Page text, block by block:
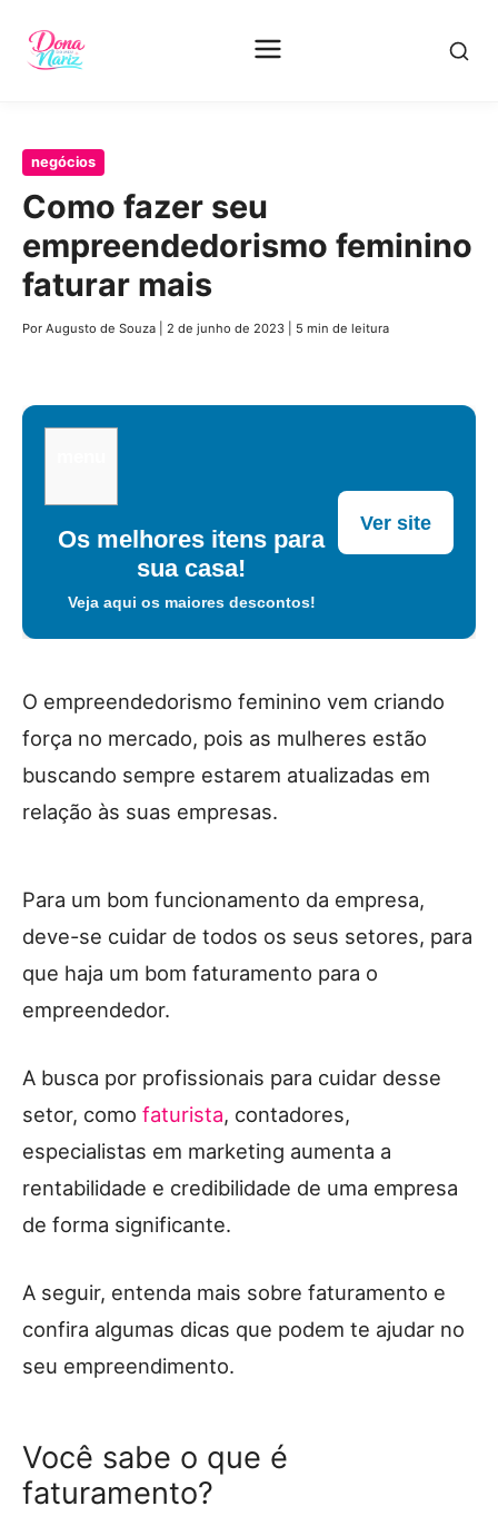
Pular
conteúdo
principal
negócios
Como fazer seu
empreendedorismo feminino
faturar mais
Por Augusto de Souza 2 de junho de 2023 5 min de leitura
Os melhores itens para
sua casa!
Veja aqui os maiores descontos!
Ver site
O empreendedorismo feminino vem criando
força no mercado, pois as mulheres estão
buscando sempre estarem atualizadas em
relação às suas empresas.
Para um bom funcionamento da empresa,
deve-se cuidar de todos os seus setores, para
que haja um bom faturamento para o
empreendedor.
A busca por profissionais para cuidar desse
setor, como faturista, contadores,
especialistas em marketing aumenta a
rentabilidade e credibilidade de uma empresa
de forma significante.
A seguir, entenda mais sobre faturamento e
confira algumas dicas que podem te ajudar no
seu empreendimento.
Você sabe o que é
faturamento?